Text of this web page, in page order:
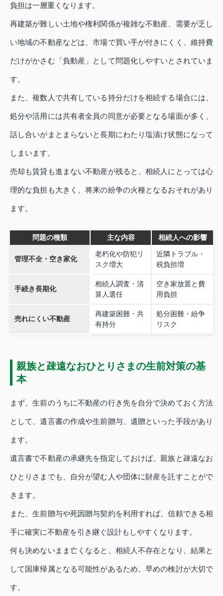
負担は一層重くなります。
再建築が難しい土地や権利関係が複雑な不動産、需要が乏し
い地域の不動産などは、市場で買い手が付きにくく、維持費
だけがかさむ「負動産」として問題化しやすいとされていま
す。
また、複数人で共有している持分だけを相続する場合には、
処分や活用には共有者全員の同意が必要となる場面が多く、
話し合いがまとまらないと長期にわたり塩漬け状態になって
しまいます。
売却も賃貸も進まない不動産が残ると、相続人にとっては心
理的な負担も大きく、将来の紛争の火種となるおそれがあり
ます。
問題の種類 主な内容 相続人への影響
管理不全・空き家化
老朽化や防犯リ
スク増大
近隣トラブル・
税負担増
手続き長期化
相続人調査・清
算人選任
空き家放置と費
用負担
売れにくい不動産
再建築困難・共
有持分
処分困難・紛争
リスク
親族と疎遠なおひとりさまの生前対策の基
本
まず、生前のうちに不動産の行き先を自分で決めておく方法
として、遺言書の作成や生前贈与、遺贈といった手段があり
ます。
遺言書で不動産の承継先を指定しておけば、親族と疎遠なお
ひとりさまでも、自分が望む人や団体に財産を託すことがで
きます。
また、生前贈与や死因贈与契約を利用すれば、信頼できる相
手に確実に不動産を引き継ぐ設計もしやすくなります。
何も決めないまま亡くなると、相続人不存在となり、結果と
して国庫帰属となる可能性があるため、早めの検討が大切で
す。